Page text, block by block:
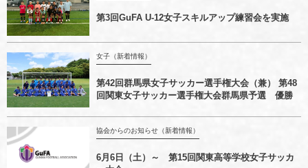
第3回GuFA U-12女子スキルアップ練習会を実施
女子（新着情報）
第42回群馬県女子サッカー選手権大会（兼） 第48
回関東女子サッカー選手権大会群馬県予選 優勝
協会からのお知らせ（新着情報）
6月6日（土）～ 第15回関東高等学校女子サッカ